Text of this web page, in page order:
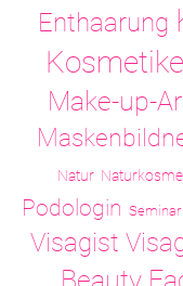
Enthaarung
Make-up-
Natur
Podologin Seminar
Visagist